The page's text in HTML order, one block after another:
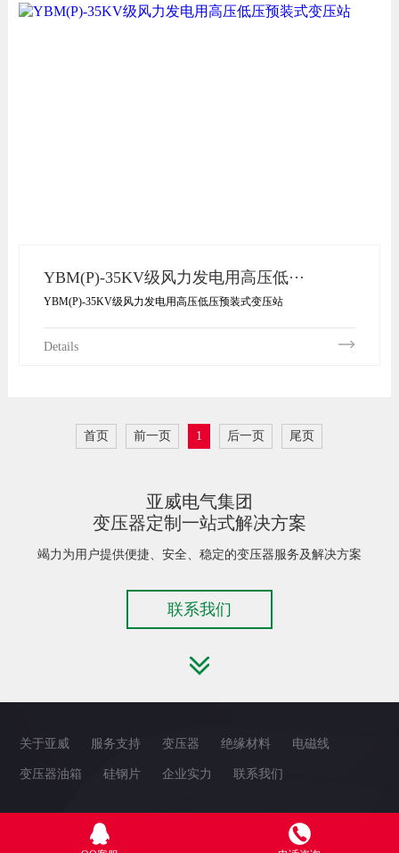
YBM(P)-35KV级风力发电用高压低···
YBM(P)-35KV级风力发电用高压低压预装式变压站
Details
首页 前一页 1 后一页 尾页
亚威电气集团
变压器定制一站式解决方案
竭力为用户提供便捷、安全、稳定的变压器服务及解决方案
联系我们
关于亚威 服务支持 变压器 绝缘材料 电磁线
变压器油箱 硅钢片 企业实力 联系我们